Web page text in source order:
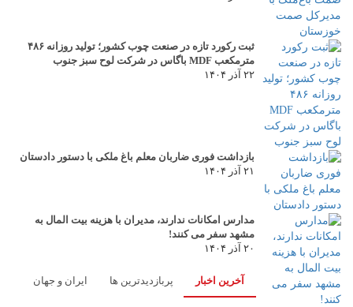
ثبت رکورد تازه در صنعت چوب کشور؛ تولید روزانه ۴۸۶
مترمکعب MDF باگاس در شرکت لوح سبز جنوب
۲۲ آذر ۱۴۰۴
بازداشت فوری ضاربان معلم باغ ملکی با دستور دادستان
۲۱ آذر ۱۴۰۴
مدارس امکانات ندارند، مدیران با هزینه بیت المال به
مشهد سفر می کنند!
۲۰ آذر ۱۴۰۴
آخرین اخبار پربازدیدترین ها ایران و جهان